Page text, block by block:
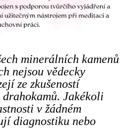
minerálních kamenů
nejsou vědecky
ze zkušeností
Jakékoli
v žádném
diagnostiku nebo